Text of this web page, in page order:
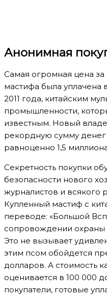
Анонимная
Самая огромная цена за
мастифа была уплачена
2011 года, китайским
промышленности,
известным. Новый
рекордную сумму
равноценно 1,5
Секретность покупки
безопасности нового
журналистов и всякого
Купленный мастиф с
переводе: «Большой
сопровождении охраны
Это не вызывает
этим псом обойдется
долларов. А стоимость
оценивается в 100 000
покупатели, готовые